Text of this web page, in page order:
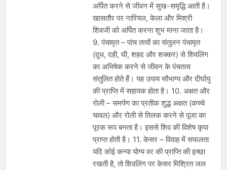
अर्पित करने से जीवन में सुख-समृद्धि आती है।
खासतौर पर नारियल, केला और मिश्री
शिवजी को अर्पित करना शुभ माना जाता है।
9. पंचामृत – पांच तत्वों का संतुलन पंचामृत
(दूध, दही, घी, शहद और शक्कर) से शिवलिंग
का अभिषेक करने से जीवन के पंचतत्व
संतुलित होते हैं। यह उपाय सौभाग्य और दीर्घायु
की प्राप्ति में सहायक होता है। 10. अक्षत और
रोली – समर्पण का प्रतीक शुद्ध अक्षत (कच्चे
चावल) और रोली से तिलक करने से पूजा का
पूरक रूप बनता है। इससे शिव की विशेष कृपा
प्राप्त होती है। 11. केसर – विवाह में सफलता
यदि कोई कन्या योग्य वर की प्राप्ति की इच्छा
रखती है, तो शिवलिंग पर केसर मिश्रित जल